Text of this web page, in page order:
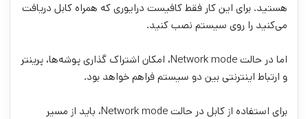
هستید. برای این کار فقط کافیست درایوری که همراه کابل دریافت
می‌کنید را روی سیستم نصب کنید.
اما در حالت Network mode، امکان اشتراک گذاری پوشه‌ها، پرینتر
و ارتباط اینترنتی بین دو سیستم فراهم خواهد بود.
برای استفاده از کابل در حالت Network mode، باید از مسیر